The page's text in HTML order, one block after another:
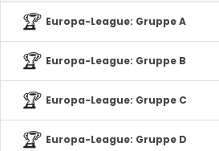
🏆 Europa-League: Gruppe A
🏆 Europa-League: Gruppe B
🏆 Europa-League: Gruppe C
🏆 Europa-League: Gruppe D